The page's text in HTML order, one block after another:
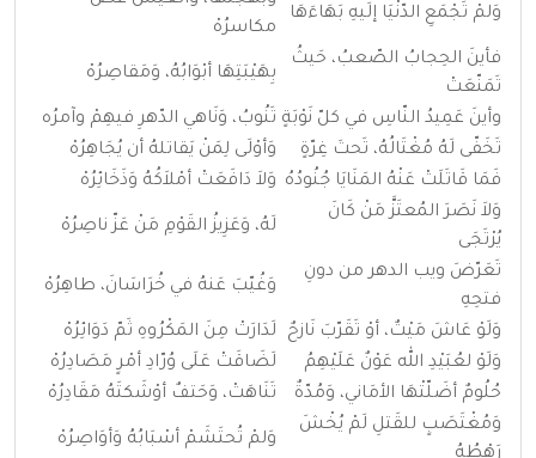
وَلمْ تَجْمَعِ الدّنْيَا إلَيهِ بَهَاءَهَا
مكاسرُهْ
فأينَ الحِجابُ الصّعبُ، حَيثُ
تَمَنّعَتْ
بِهَيْبَتِهَا أبْوَابُهُ، وَمَقاصِرُهْ
وأينَ عَمِيدُ النّاسِ في كلّ نَوْبَةٍ تَنُوبُ، وَنَاهي الدّهرِ فيهِمْ وآمرُه
تَخَفّى لَهُ مُغْتَالُهُ، تَحتَ غِرّةٍ
وَأوْلَى لِمَنْ يَقاتلهُ أن يُجَاهِرُهْ
فَمَا قَاتَلَتْ عَنْهُ المَنَايَا جُنُودُهُ وَلاَ دَافَعَتْ أمْلاَكُهُ وَذَخَائِرُهْ
وَلاَ نَصَرَ المُعتَزَّ مَنْ كَانَ
يُرْتَجَى
لَهُ، وَعَزِيزُ القَوْمِ مَنْ عَزّ ناصِرُهْ
تَعَرّضَ ويب الدهر من دونِ
فتحِهِ
وَغُيّبَ عَنهُ في خُرَاسَانَ، طاهِرُهْ
وَلَوْ عَاشَ مَيْتٌ، أوْ تَقَرّبَ نَازحٌ
لَدَارَتْ مِنَ المَكْرُوهِ ثَمّ دَوَائِرُهْ
وَلَوْ لعُبَيْدِ الله عَوْنٌ عَلَيْهِمُ
لَضَاقَتْ عَلَى وُرّادِ أمْرٍ مَصَادِرُهْ
حُلُومٌ أضَلّتْهَا الأمَاني، وَمُدّةٌ
تَنَاهَتْ، وَحَتفٌ أوْشَكتَهُ مَقَادِرُهْ
وَمُغْتَصَبٍ للقَتلِ لَمْ يُخْشَ
وَلمْ تُحتَشَمْ أسْبَابُهُ وَأوَاصِرُهْ